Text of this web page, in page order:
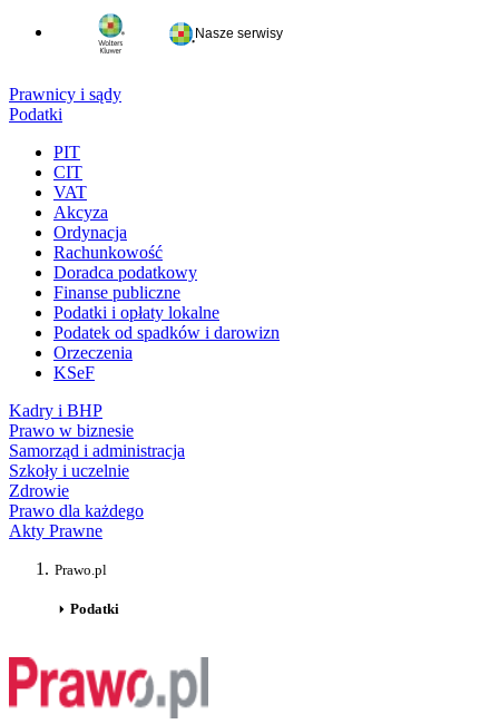
Nasze serwisy
Prawnicy i sądy
Podatki
PIT
CIT
VAT
Akcyza
Ordynacja
Rachunkowość
Doradca podatkowy
Finanse publiczne
Podatki i opłaty lokalne
Podatek od spadków i darowizn
Orzeczenia
KSeF
Kadry i BHP
Prawo w biznesie
Samorząd i administracja
Szkoły i uczelnie
Zdrowie
Prawo dla każdego
Akty Prawne
Prawo.pl
Podatki